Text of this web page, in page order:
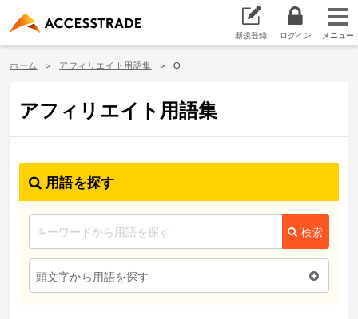
新規登録 ログイン
ホーム アフィリエイト用語集 O
アフィリエイト用語集
用語を探す
検索
頭文字から用語を探す